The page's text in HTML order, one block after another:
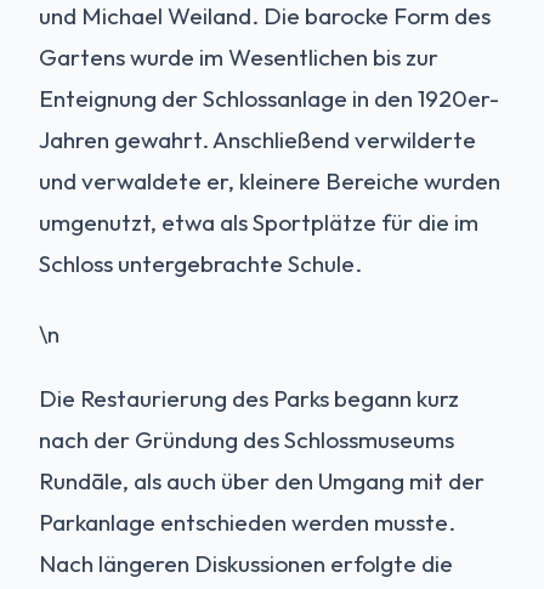
und Michael Weiland. Die barocke Form des
Gartens wurde im Wesentlichen bis zur
Enteignung der Schlossanlage in den 1920er-
Jahren gewahrt. Anschließend verwilderte
und verwaldete er, kleinere Bereiche wurden
umgenutzt, etwa als Sportplätze für die im
Schloss untergebrachte Schule.
\n
Die Restaurierung des Parks begann kurz
nach der Gründung des Schlossmuseums
Rundāle, als auch über den Umgang mit der
Parkanlage entschieden werden musste.
Nach längeren Diskussionen erfolgte die